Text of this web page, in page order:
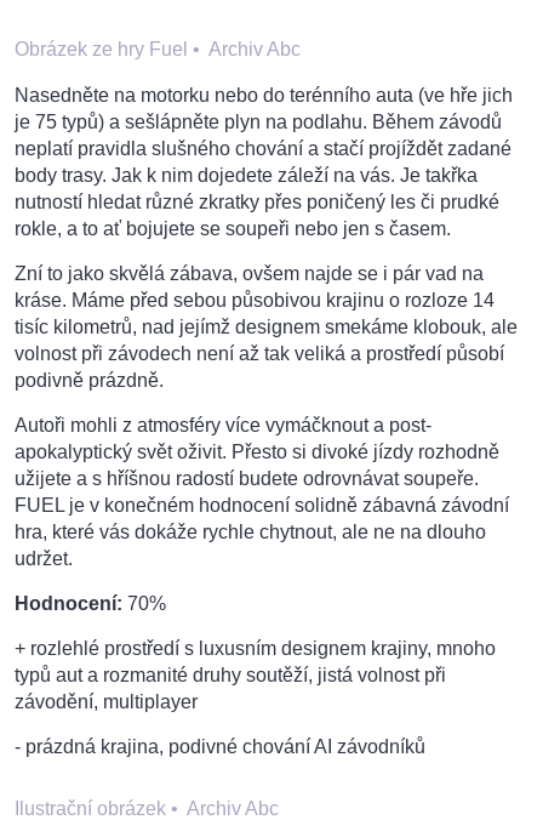
Obrázek ze hry Fuel • Archiv Abc
Nasedněte na motorku nebo do terénního auta (ve hře jich
je 75 typů) a sešlápněte plyn na podlahu. Během závodů
neplatí pravidla slušného chování a stačí projíždět zadané
body trasy. Jak k nim dojedete záleží na vás. Je takřka
nutností hledat různé zkratky přes poničený les či prudké
rokle, a to ať bojujete se soupeři nebo jen s časem.
Zní to jako skvělá zábava, ovšem najde se i pár vad na
kráse. Máme před sebou působivou krajinu o rozloze 14
tisíc kilometrů, nad jejímž designem smekáme klobouk, ale
volnost při závodech není až tak veliká a prostředí působí
podivně prázdně.
Autoři mohli z atmosféry více vymáčknout a post-
apokalyptický svět oživit. Přesto si divoké jízdy rozhodně
užijete a s hříšnou radostí budete odrovnávat soupeře.
FUEL je v konečném hodnocení solidně zábavná závodní
hra, které vás dokáže rychle chytnout, ale ne na dlouho
udržet.
Hodnocení: 70%
+ rozlehlé prostředí s luxusním designem krajiny, mnoho
typů aut a rozmanité druhy soutěží, jistá volnost při
závodění, multiplayer
- prázdná krajina, podivné chování AI závodníků
Ilustrační obrázek • Archiv Abc